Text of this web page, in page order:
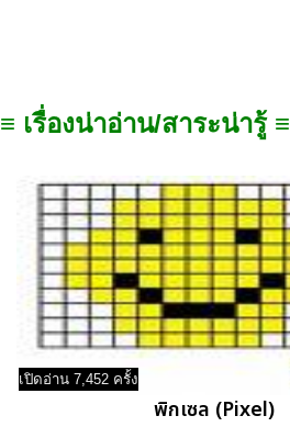
≡ เรื่องน่าอ่าน/สาระน่ารู้ ≡
เปิดอ่าน 7,452 ครั้ง
พิกเซล (Pixel)